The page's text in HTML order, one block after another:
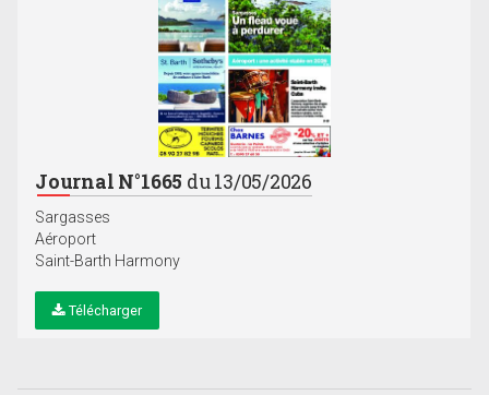
Journal N°1665 du 13/05/2026
Sargasses
Aéroport
Saint-Barth Harmony
Télécharger